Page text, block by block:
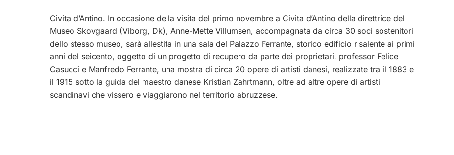
Civita d’Antino. In occasione della visita del primo novembre a Civita d’Antino della direttrice del
Museo Skovgaard (Viborg, Dk), Anne-Mette Villumsen, accompagnata da circa 30 soci sostenitori
dello stesso museo, sarà allestita in una sala del Palazzo Ferrante, storico edificio risalente ai primi
anni del seicento, oggetto di un progetto di recupero da parte dei proprietari, professor Felice
Casucci e Manfredo Ferrante, una mostra di circa 20 opere di artisti danesi, realizzate tra il 1883 e
il 1915 sotto la guida del maestro danese Kristian Zahrtmann, oltre ad altre opere di artisti
scandinavi che vissero e viaggiarono nel territorio abruzzese.